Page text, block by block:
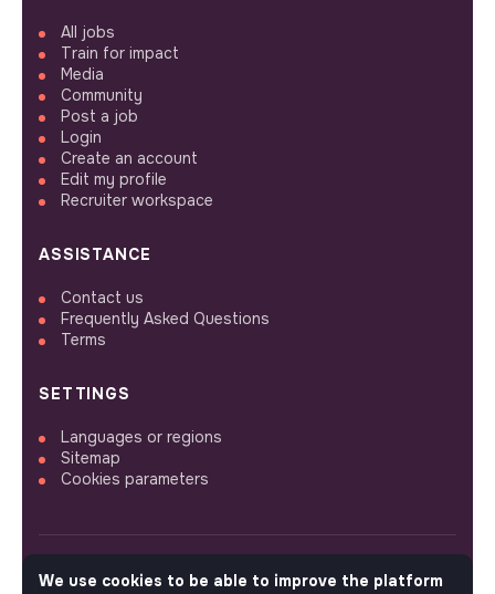
All jobs
Train for impact
Media
Community
Post a job
Login
Create an account
Edit my profile
Recruiter workspace
ASSISTANCE
Contact us
Frequently Asked Questions
Terms
SETTINGS
Languages or regions
Sitemap
Cookies parameters
We use cookies to be able to improve the platform